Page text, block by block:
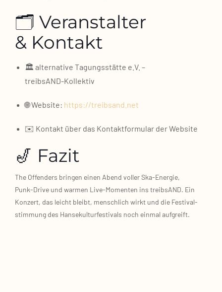
🗂️ Veranstalter
& Kontakt
🏛️ alter­na­ti­ve Tagungs­stät­te e.V. –
treibsAND‑Kollektiv
🌐 Web­site: https://treibsand.net
✉️ Kon­takt über das Kon­takt­for­mu­lar der Web­site
🎷 Fazit
The Offen­ders brin­gen einen Abend vol­ler Ska‑Energie,
Punk‑Drive und war­men Live‑Momenten ins treib­sAND. Ein
Kon­zert, das leicht bleibt, mensch­lich wirkt und die Fes­ti­val­
stim­mung des Han­se­kul­tur­fes­ti­vals noch ein­mal auf­greift.